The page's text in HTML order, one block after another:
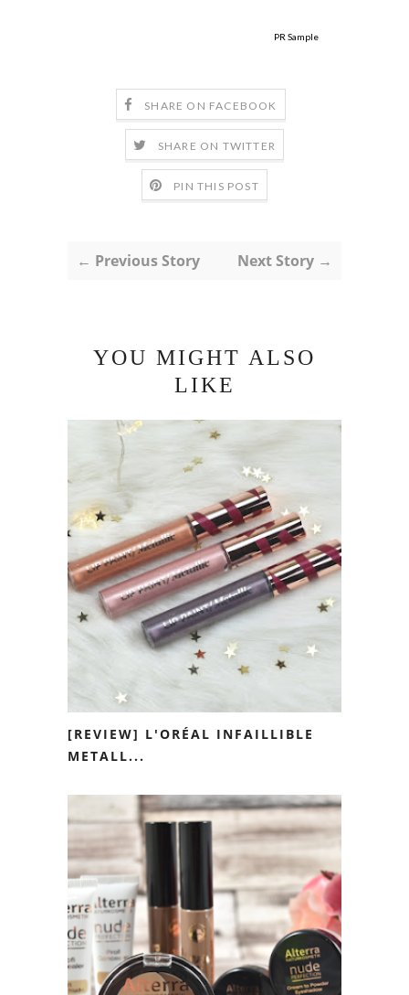
PR Sample
SHARE ON FACEBOOK
SHARE ON TWITTER
PIN THIS POST
← Previous Story Next Story →
YOU MIGHT ALSO
LIKE
[REVIEW] L'ORÉAL INFAILLIBLE
METALL...